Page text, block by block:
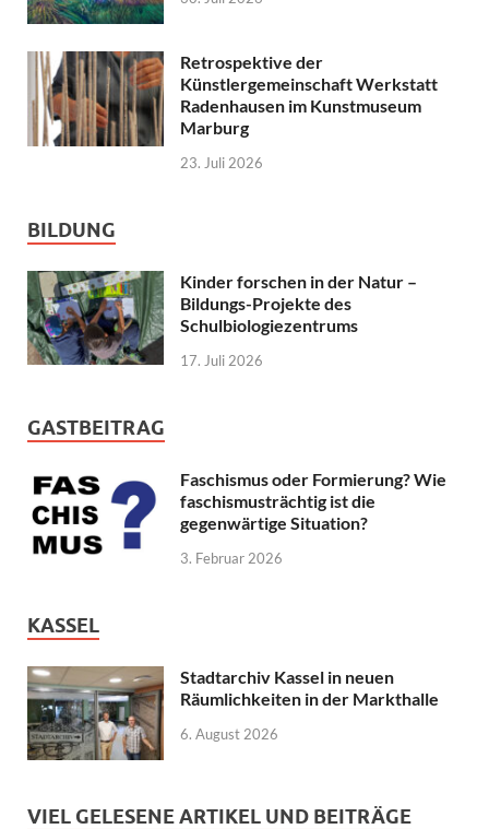
Retrospektive der
Künstlergemeinschaft Werkstatt
Radenhausen im Kunstmuseum
Marburg
23. Juli 2026
BILDUNG
Kinder forschen in der Natur –
Bildungs-Projekte des
Schulbiologiezentrums
17. Juli 2026
GASTBEITRAG
Faschismus oder Formierung? Wie
faschismusträchtig ist die
gegenwärtige Situation?
3. Februar 2026
KASSEL
Stadtarchiv Kassel in neuen
Räumlichkeiten in der Markthalle
6. August 2026
VIEL GELESENE ARTIKEL UND BEITRÄGE